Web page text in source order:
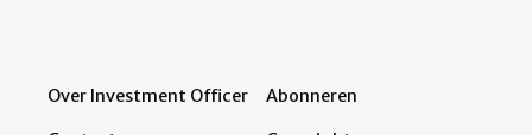
Over Investment Officer Abonneren